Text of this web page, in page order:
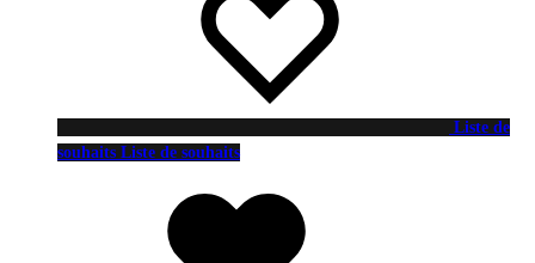
Liste de
souhaits Liste de souhaits